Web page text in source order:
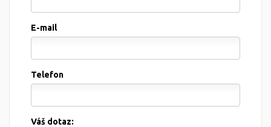
E-mail
Telefon
Váš dotaz: